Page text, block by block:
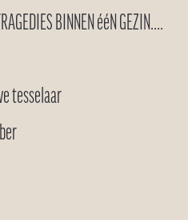
BINNEN ééN GEZIN….
tesselaar